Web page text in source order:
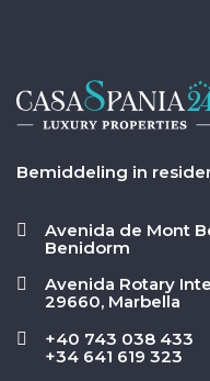
Bemiddeling in
Avenida de Mont
Benidorm
Avenida Rotary
29660, Marbella
+40 743 038 433
+34 641 619 323